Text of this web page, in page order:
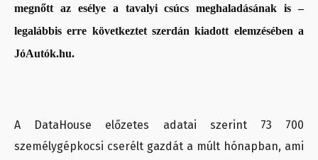
megnőtt az esélye a tavalyi csúcs meghaladásának is –
legalábbis erre következtet szerdán kiadott elemzésében a
JóAutók.hu.
A DataHouse előzetes adatai szerint 73 700
személygépkocsi cserélt gazdát a múlt hónapban, ami